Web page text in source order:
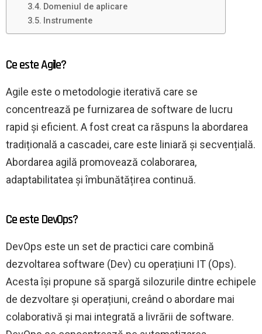
Domeniul de aplicare
Instrumente
Ce este Agile?
Agile este o metodologie iterativă care se
concentrează pe furnizarea de software de lucru
rapid și eficient. A fost creat ca răspuns la abordarea
tradițională a cascadei, care este liniară și secvențială.
Abordarea agilă promovează colaborarea,
adaptabilitatea și îmbunătățirea continuă.
Ce este DevOps?
DevOps este un set de practici care combină
dezvoltarea software (Dev) cu operațiuni IT (Ops).
Acesta își propune să spargă silozurile dintre echipele
de dezvoltare și operațiuni, creând o abordare mai
colaborativă și mai integrată a livrării de software.